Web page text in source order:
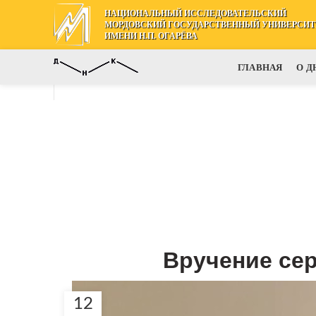
НАЦИОНАЛЬНЫЙ ИССЛЕДОВАТЕЛЬСКИЙ
МОРДОВСКИЙ ГОСУДАРСТВЕННЫЙ
ИМЕНИ Н.П. ОГАРЁВА
ГЛАВНАЯ О
Вручение
12